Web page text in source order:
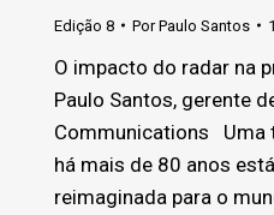
Edição 8 PorPaulo Santos
O impacto do radar na
Paulo Santos, gerente
Communications Uma
há mais de 80 anos
reimaginada para o